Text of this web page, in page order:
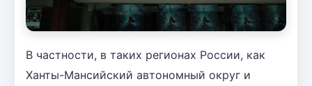
В частности, в таких регионах России, как
Ханты-Мансийский автономный округ и